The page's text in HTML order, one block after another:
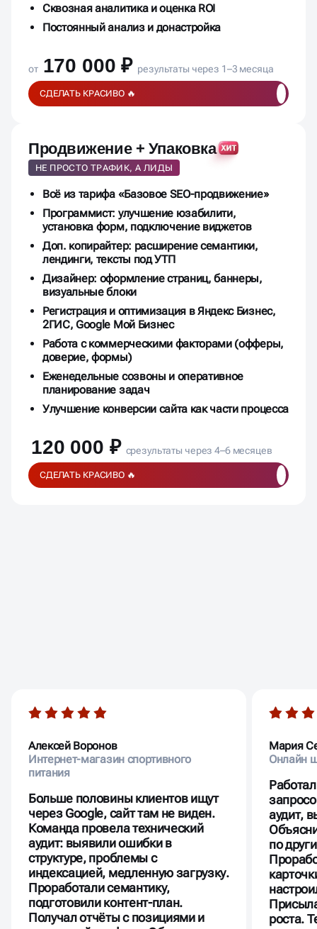
Сквозная аналитика и оценка ROI
Постоянный анализ и донастройка
от 170 000 ₽ результаты через 1–3 месяца
СДЕЛАТЬ КРАСИВО 🔥
Продвижение + Упаковка
НЕ ПРОСТО ТРАФИК, А ЛИДЫ
Всё из тарифа «Базовое SEO-продвижение»
Программист: улучшение юзабилити,
установка форм, подключение виджетов
Доп. копирайтер: расширение семантики,
лендинги, тексты под УТП
Дизайнер: оформление страниц, баннеры,
визуальные блоки
Регистрация и оптимизация в Яндекс Бизнес,
2ГИС, Google Мой Бизнес
Работа с коммерческими факторами (офферы,
доверие, формы)
Еженедельные созвоны и оперативное
планирование задач
Улучшение конверсии сайта как части процесса
120 000 ₽ срезультаты через 4–6 месяцев
СДЕЛАТЬ КРАСИВО 🔥
Алексей Воронов
Интернет-магазин спортивного
питания
Больше половины клиентов ищут
через Google, сайт там не виден.
Команда провела технический
аудит: выявили ошибки в
структуре, проблемы с
индексацией, медленную загрузку.
Проработали семантику,
подготовили контент-план.
Получал отчёты с позициями и
Мария
Онлайн
аудит,
по
роста.